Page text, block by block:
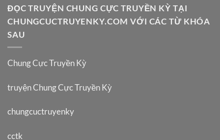
ĐỌC TRUYỆN CHUNG CỰC TRUYỀN KỲ TẠI
CHUNGCUCTRUYENKY.COM VỚI CÁC TỪ KHÓA
SAU
Chung Cực Truyền Kỳ
truyện Chung Cực Truyền Kỳ
chungcuctruyenky
cctk